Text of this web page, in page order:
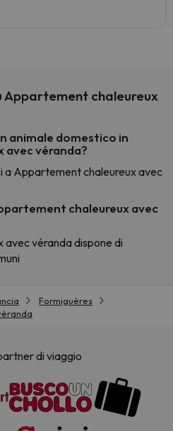
chaleureux
animale domestico in
avec véranda?
a Appartement chaleureux avec
chaleureux avec
avec véranda dispone di
Formiguères
di viaggio